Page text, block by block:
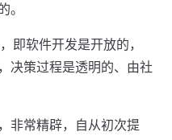
。
即软件开发是开放的，
决策过程是透明的、由社
非常精辟，自从初次提